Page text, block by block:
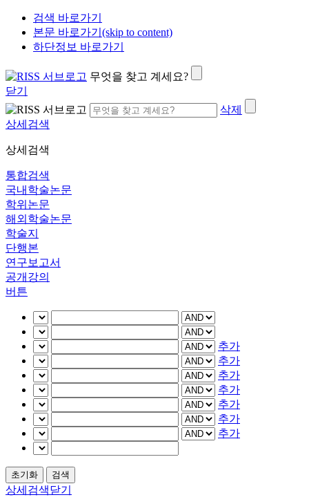
검색 바로가기
본문 바로가기(skip to content)
하단정보 바로가기
무엇을 찾고 계세요?
닫기
삭제
상세검색
상세검색
통합검색
국내학술논문
학위논문
해외학술논문
학술지
단행본
연구보고서
공개강의
버튼
추가
추가
추가
추가
추가
추가
추가
상세검색닫기